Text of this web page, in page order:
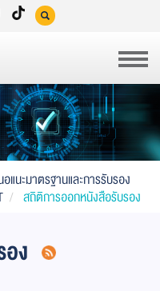
อแนะมาตรฐานและการรับรอง
สถิติการออกหนังสือรับรอง
ง